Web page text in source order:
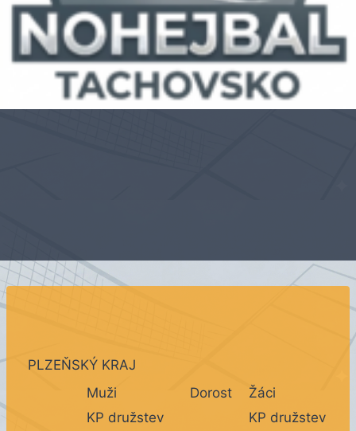
PLZEŇSKÝ KRAJ
Muži
Dorost
Žáci
KP družstev
KP družstev